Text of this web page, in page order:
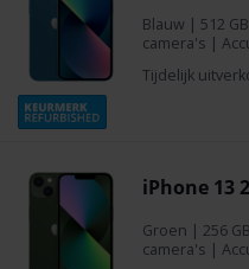
Blauw | 512 GB
camera's |
Tijdelijk
iPhone 13
Groen | 256 GB
camera's |